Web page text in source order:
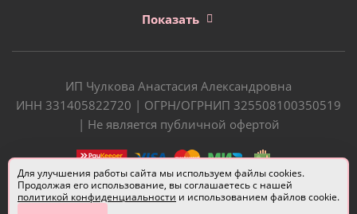
Показать
ИП Чулкова Анастасия Александровна
ИНН 331405822720 | ОГРН/ОГРНИП 325508100350519
| Не является публичной офертой
Для улучшения работы сайта мы используем файлы cookies.
Продолжая его использование, вы соглашаетесь с нашей
политикой конфиденциальности и использованием файлов cookie.